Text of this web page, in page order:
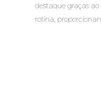
destaque graças
rotina,